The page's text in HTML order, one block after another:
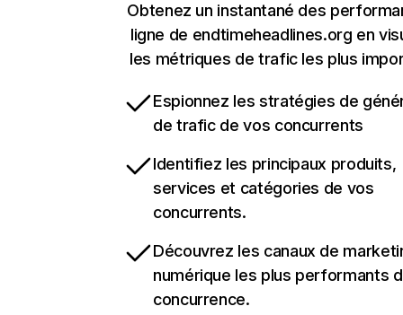
Obtenez un instantané des
ligne de endtimeheadlines.org en
les métriques de trafic les plus
Espionnez les stratégies de
de trafic de vos concurrents
Identifiez les principaux produits,
services et catégories de vos
concurrents.
Découvrez les canaux de
numérique les plus performants
concurrence.